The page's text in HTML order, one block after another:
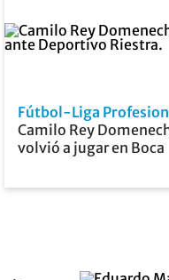
Fútbol-Liga
Camilo Rey
volvió a jugar en Boca